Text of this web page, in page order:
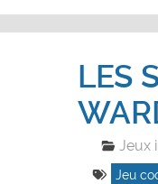
LES
Jeux
Jeu